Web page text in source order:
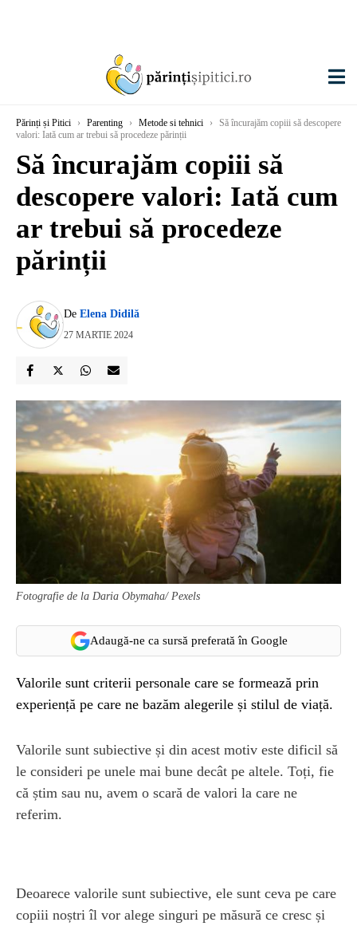
Părinți și Pitici › Parenting › Metode si tehnici ›
Să încurajăm copiii să descopere
valori: Iată cum ar trebui să procedeze părinții
Să încurajăm copiii să
descopere valori: Iată cum
ar trebui să procedeze
părinții
De Elena Didilă
27 MARTIE 2024
Fotografie de la Daria Obymaha/ Pexels
Adaugă-ne ca sursă preferată în Google
Valorile sunt criterii personale care se formează prin
experiență pe care ne bazăm alegerile și stilul de viață.
Valorile sunt subiective și din acest motiv este dificil să
le consideri pe unele mai bune decât pe altele. Toți, fie
că știm sau nu, avem o scară de valori la care ne
referim.
Deoarece valorile sunt subiective, ele sunt ceva pe care
copiii noștri îl vor alege singuri pe măsură ce cresc și